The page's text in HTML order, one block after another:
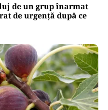
de un grup înarmat
de urgență după ce